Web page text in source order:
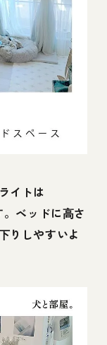
イトは
ベッドに高さ
りしやすいよ